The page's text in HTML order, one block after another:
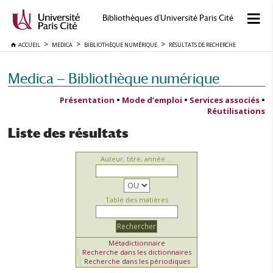
Bibliothèques d'Université Paris Cité
ACCUEIL MEDICA BIBLIOTHÈQUE NUMÉRIQUE RÉSULTATS DE RECHERCHE
Medica — Bibliothèque numérique
Présentation • Mode d’emploi • Services associés •
Réutilisations
Liste des résultats
Auteur, titre, année ...
Table des matières
Métadictionnaire
Recherche dans les dictionnaires
Recherche dans les périodiques